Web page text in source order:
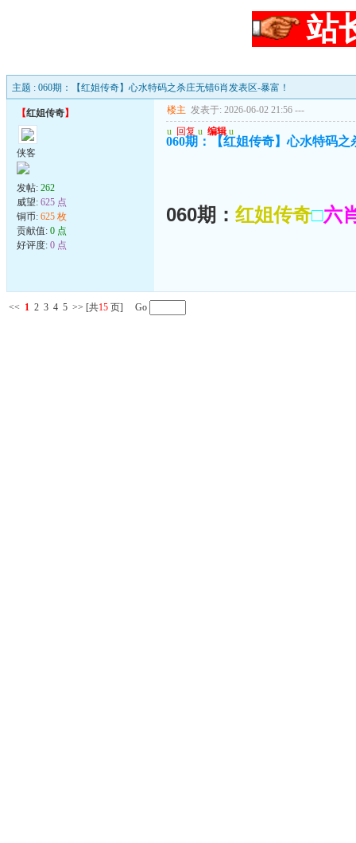
站
主题 : 060期：【红姐传奇】心水特码之杀庄无错6肖发表区-暴富！
【红姐传奇】
侠客
发帖: 262
威望: 625 点
铜币: 625 枚
贡献值: 0 点
好评度: 0 点
楼主 发表于: 2026-06-02 21:56 ---
u 回复 u 编辑 u
060期：【红姐传奇】心水特码
060期： 红姐传奇□六
<< 1 2 3 4 5 >> [共15 页] Go